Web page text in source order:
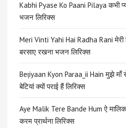
Kabhi Pyase Ko Paani Pilaya कभी
भजन लिरिक्स
Meri Vinti Yahi Hai Radha Rani मेरी
बरसाए रखना भजन लिरिक्स
Beṭiyaan Kyon Paraa_ii Hain मुझे माँ से
बेटियां क्यों पराई हैं लिरिक्स
Aye Malik Tere Bande Hum ऐ
करम प्रार्थना लिरिक्स